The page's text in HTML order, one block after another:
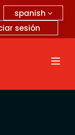
spanish
sesión